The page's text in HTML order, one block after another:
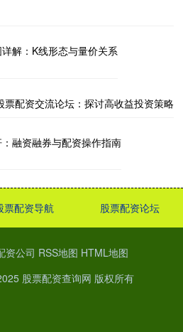
解：K线形态与量价关系
票配资交流论坛：探讨高收益投资策略
融资融券与配资操作指南
票配资导航 股票配资论坛
资公司 RSS地图 HTML地图
股票配资查询网 版权所有